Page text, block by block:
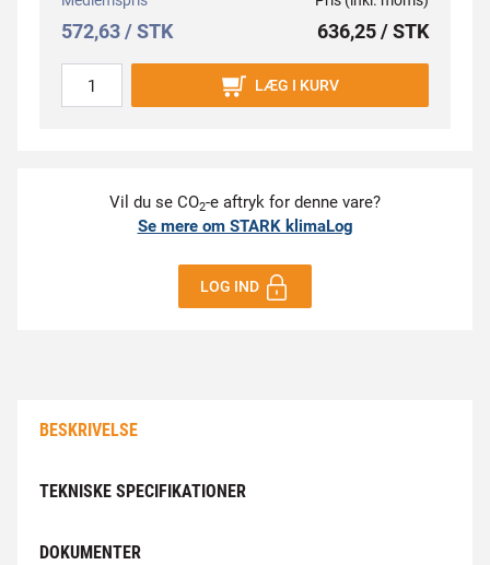
572,63 / STK 636,25 / STK
LÆG I KURV
Vil du se CO2-e aftryk for denne vare?
Se mere om STARK klimaLog
LOG IND
BESKRIVELSE
TEKNISKE SPECIFIKATIONER
DOKUMENTER